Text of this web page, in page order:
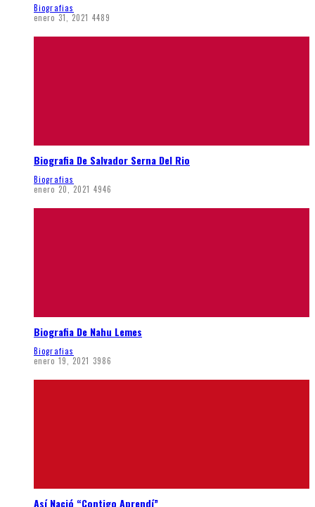
Biografias
enero 31, 2021 4489
Biografia De Salvador Serna Del Rio
Biografias
enero 20, 2021 4946
Biografia De Nahu Lemes
Biografias
enero 19, 2021 3986
Así Nació “Contigo Aprendí”